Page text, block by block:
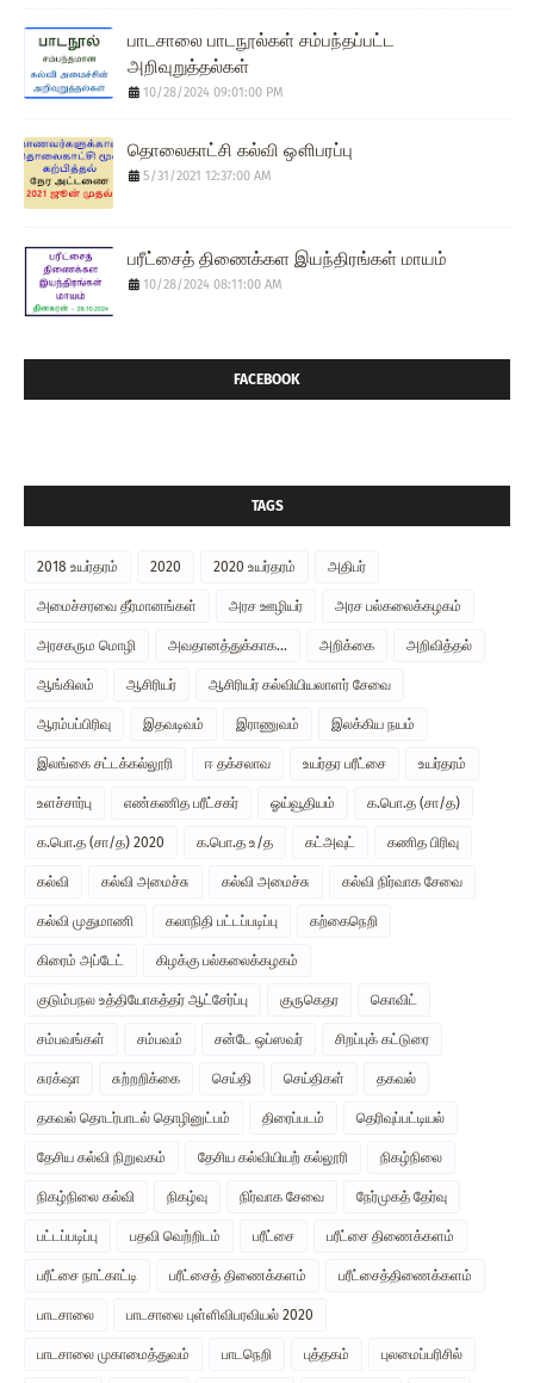
பாடசாலை பாடநூல்கள் சம்பந்தப்பட்ட
அறிவுறுத்தல்கள்
10/28/2024 09:01:00 PM
தொலைகாட்சி கல்வி ஔிபரப்பு
5/31/2021 12:37:00 AM
பரீட்சைத் திணைக்கள இயந்திரங்கள் மாயம்
10/28/2024 08:11:00 AM
FACEBOOK
TAGS
2018 உயர்தரம் 2020 2020 உயர்தரம் அதிபர்
அமைச்சரவை தீர்மானங்கள் அரச ஊழியர் அரச பல்கலைக்கழகம்
அரசகரும மொழி அவதானத்துக்காக... அறிக்கை அறிவித்தல்
ஆங்கிலம் ஆசிரியர் ஆசிரியர் கல்வியியலாளர் சேவை
ஆரம்பப்பிரிவு இதவடிவம் இராணுவம் இலக்கிய நயம்
இலங்கை சட்டக்கல்லூரி ஈ தக்சலாவ உயர்தர பரீட்சை உயர்தரம்
உளச்சார்பு எண்கணித பரீட்சகர் ஓய்வூதியம் க.பொ.த (சா/த)
க.பொ.த (சா/த) 2020 க.பொ.த உ/த கட்அவுட் கணித பிரிவு
கல்வி கல்வி அமைச்சு கல்வி அமைச்சு கல்வி நிர்வாக சேவை
கல்வி முதுமாணி கலாநிதி பட்டப்படிப்பு கற்கைநெறி
கிரைம் அப்டேட் கிழக்கு பல்கலைக்கழகம்
குடும்பநல உத்தியோகத்தர் ஆட்சேர்ப்பு குருகெதர கொவிட்
சம்பவங்கள் சம்பவம் சன்டே ஒப்ஸவர் சிறப்புக் கட்டுரை
சுரக்‌ஷா சுற்றறிக்கை செய்தி செய்திகள் தகவல்
தகவல் தொடர்பாடல் தொழினுட்பம் திரைப்படம் தெரிவுப்பட்டியல்
தேசிய கல்வி நிறுவகம் தேசிய கல்வியியற் கல்லூரி நிகழ்நிலை
நிகழ்நிலை கல்வி நிகழ்வு நிர்வாக சேவை நேர்முகத் தேர்வு
பட்டப்படிப்பு பதவி வெற்றிடம் பரீட்சை பரீட்சை திணைக்களம்
பரீட்சை நாட்காட்டி பரீட்சைத் திணைக்களம் பரீட்சைத்திணைக்களம்
பாடசாலை பாடசாலை புள்ளிவிபரவியல் 2020
பாடசாலை முகாமைத்துவம் பாடநெறி புத்தகம் புலமைப்பரிசில்